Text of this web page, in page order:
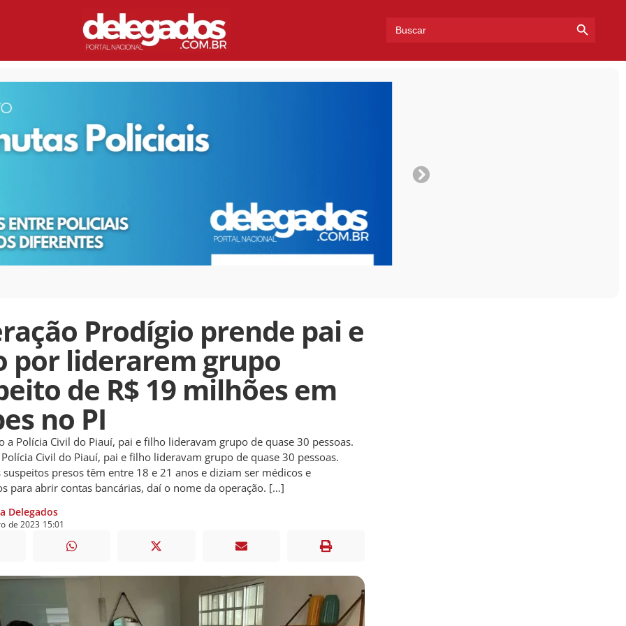
for:
Prodígio prende pai e
por liderarem grupo
de R$ 19 milhões em
no PI
a Polícia Civil do Piauí, pai e filho lideravam grupo de quase 30 pessoas.
Civil do Piauí, pai e filho lideravam grupo de quase 30 pessoas.
suspeitos presos têm entre 18 e 21 anos e diziam ser médicos e
para abrir contas bancárias, daí o nome da operação. […]
Delegados
de2023 15:01